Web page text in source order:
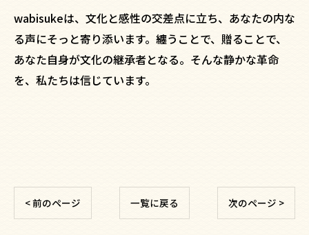
wabisukeは、文化と感性の交差点に立ち、あなたの内な
る声にそっと寄り添います。纏うことで、贈ることで、
あなた自身が文化の継承者となる。そんな静かな革命
を、私たちは信じています。
< 前のページ 一覧に戻る 次のページ >